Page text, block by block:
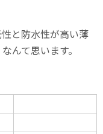
と防水性が高い薄
んて思います。